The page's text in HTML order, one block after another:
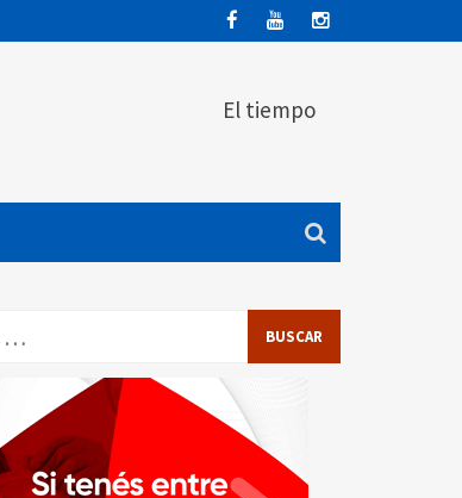
El tiempo